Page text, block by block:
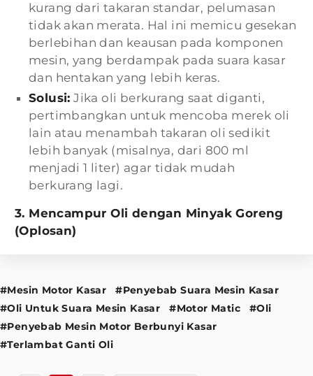
kurang dari takaran standar, pelumasan
tidak akan merata. Hal ini memicu gesekan
berlebihan dan keausan pada komponen
mesin, yang berdampak pada suara kasar
dan hentakan yang lebih keras.
Solusi: Jika oli berkurang saat diganti,
pertimbangkan untuk mencoba merek oli
lain atau menambah takaran oli sedikit
lebih banyak (misalnya, dari 800 ml
menjadi 1 liter) agar tidak mudah
berkurang lagi.
3. Mencampur Oli dengan Minyak Goreng
(Oplosan)
#Mesin Motor Kasar
#Penyebab Suara Mesin Kasar
#Oli Untuk Suara Mesin Kasar
#Motor Matic
#Oli
#Penyebab Mesin Motor Berbunyi Kasar
#Terlambat Ganti Oli